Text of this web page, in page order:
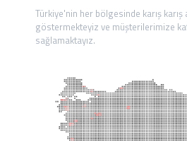
Türkiye'nin her bölgesinde karış karış
göstermekteyiz ve müşterilerimize
sağlamaktayız.